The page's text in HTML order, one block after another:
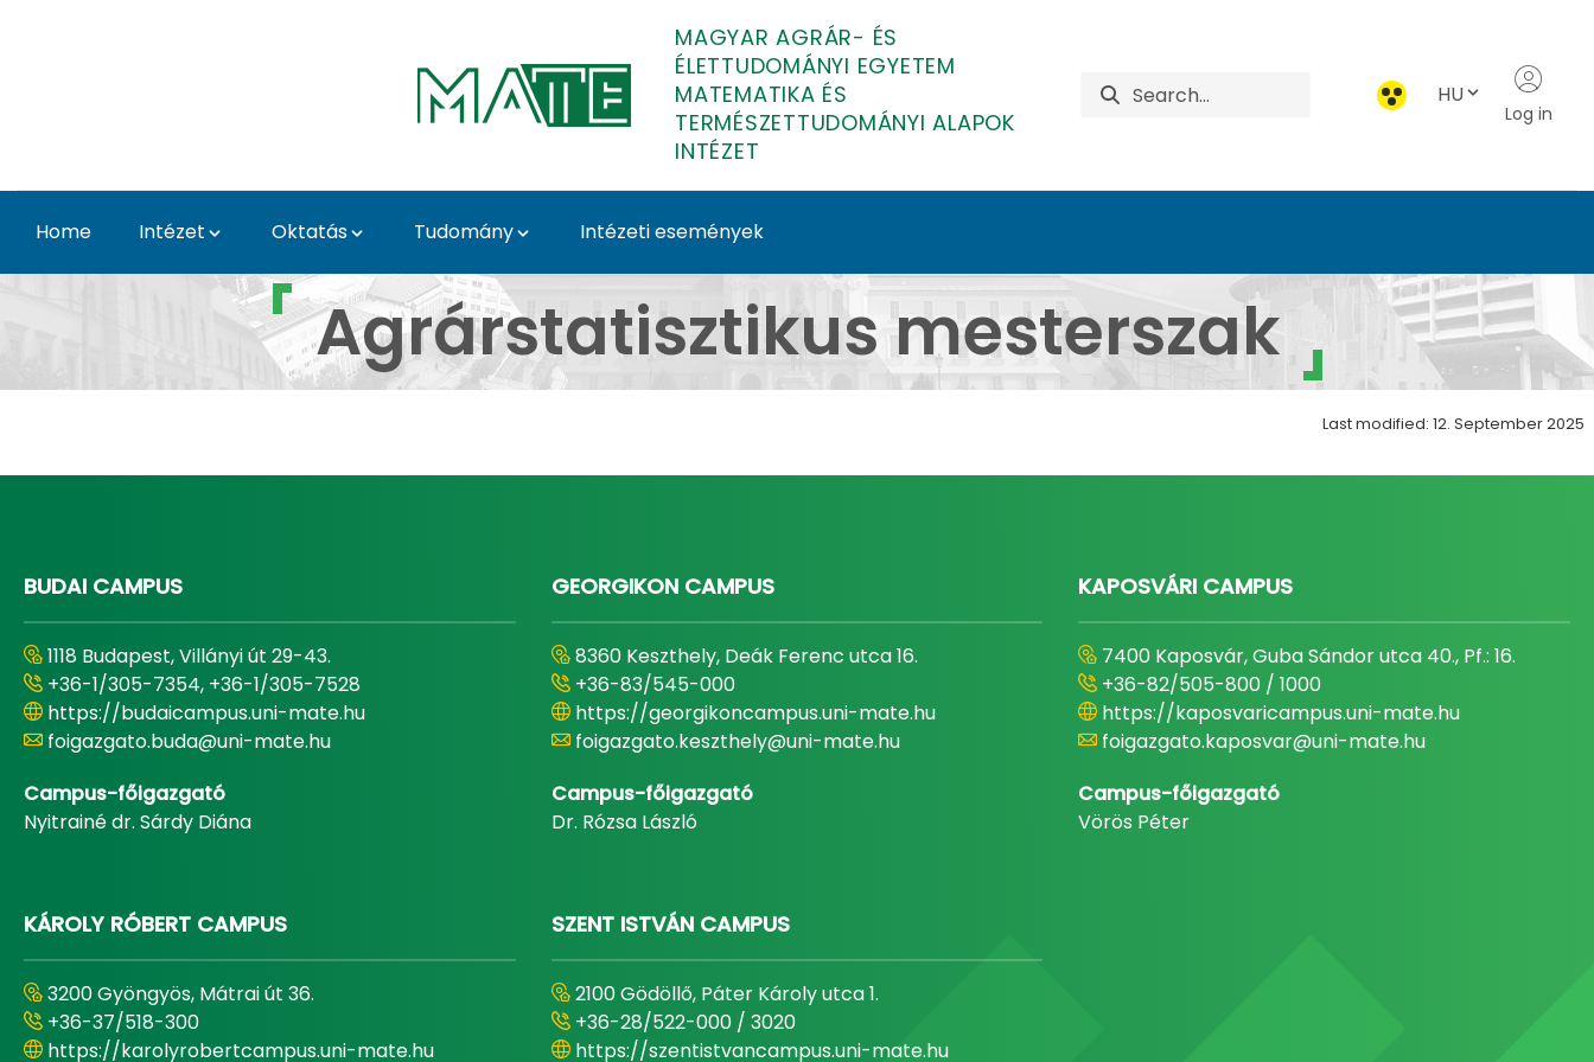
MAGYAR AGRÁR- ÉS
ÉLETTUDOMÁNYI EGYETEM
MATEMATIKA ÉS
TERMÉSZETTUDOMÁNYI ALAPOK
INTÉZET
HU
Log in
Home Intézet Oktatás Tudomány Intézeti események
Agrárstatisztikus mesterszak - Matematika és
Agrárstatisztikus mesterszak
Last modified: 12. September 2025
BUDAI CAMPUS
1118 Budapest, Villányi út 29-43.
+36-1/305-7354, +36-1/305-7528
https://budaicampus.uni-mate.hu
foigazgato.buda@uni-mate.hu
Campus-főigazgató
Nyitrainé dr. Sárdy Diána
GEORGIKON CAMPUS
8360 Keszthely, Deák Ferenc utca 16.
+36-83/545-000
https://georgikoncampus.uni-mate.hu
foigazgato.keszthely@uni-mate.hu
Campus-főigazgató
Dr. Rózsa László
KAPOSVÁRI CAMPUS
7400 Kaposvár, Guba Sándor utca 40., Pf.: 16.
+36-82/505-800 / 1000
https://kaposvaricampus.uni-mate.hu
foigazgato.kaposvar@uni-mate.hu
Campus-főigazgató
Vörös Péter
KÁROLY RÓBERT CAMPUS
3200 Gyöngyös, Mátrai út 36.
+36-37/518-300
https://karolyrobertcampus.uni-mate.hu
SZENT ISTVÁN CAMPUS
2100 Gödöllő, Páter Károly utca 1.
+36-28/522-000 / 3020
https://szentistvancampus.uni-mate.hu